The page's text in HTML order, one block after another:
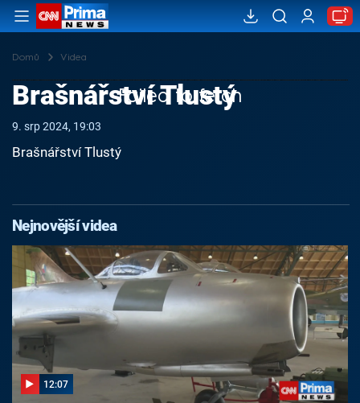
Domů Videa
Failed to fetch
Brašnářství Tlustý
9. srp 2024, 19:03
Brašnářství Tlustý
Nejnovější videa
12:07